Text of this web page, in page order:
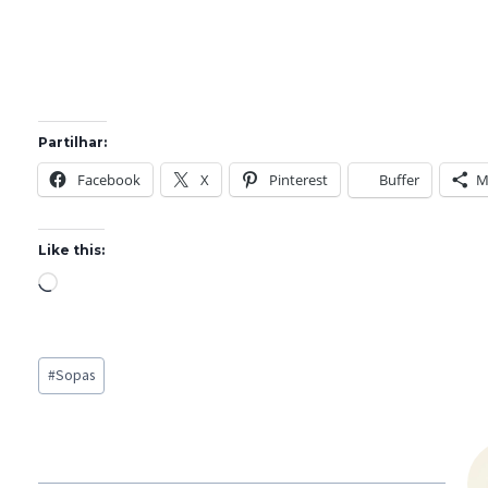
Partilhar:
Facebook X Pinterest Buffer
Like this:
L
d
i
Post
Tags:
#Sopas